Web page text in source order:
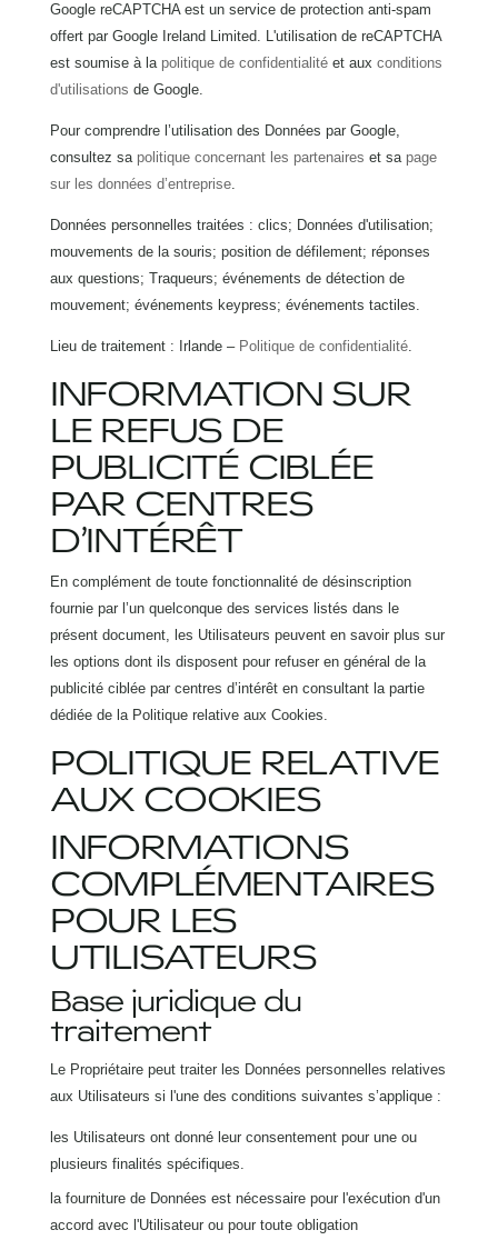
Google reCAPTCHA est un service de protection anti-spam
offert par Google Ireland Limited. L'utilisation de reCAPTCHA
est soumise à la politique de confidentialitéet aux conditions
d'utilisations de Google.
Pour comprendre l’utilisation des Données par Google,
consultez sa politique concernant les partenaires et sa page
sur les données d’entreprise.
Données personnelles traitées : clics; Données d'utilisation;
mouvements de la souris; position de défilement; réponses
aux questions; Traqueurs; événements de détection de
mouvement; événements keypress; événements tactiles.
Lieu de traitement : Irlande – Politique de confidentialité.
INFORMATION SUR
LE REFUS DE
PUBLICITÉ CIBLÉE
PAR CENTRES
D’INTÉRÊT
En complément de toute fonctionnalité de désinscription
fournie par l’un quelconque des services listés dans le
présent document, les Utilisateurs peuvent en savoir plus sur
les options dont ils disposent pour refuser en général de la
publicité ciblée par centres d’intérêt en consultant la partie
dédiée de la Politique relative aux Cookies.
POLITIQUE RELATIVE
AUX COOKIES
INFORMATIONS
COMPLÉMENTAIRES
POUR LES
UTILISATEURS
Base juridique du
traitement
Le Propriétaire peut traiter les Données personnelles relatives
aux Utilisateurs si l'une des conditions suivantes s’applique :
les Utilisateurs ont donné leur consentement pour une ou
plusieurs finalités spécifiques.
la fourniture de Données est nécessaire pour l'exécution d'un
accord avec l'Utilisateur ou pour toute obligation